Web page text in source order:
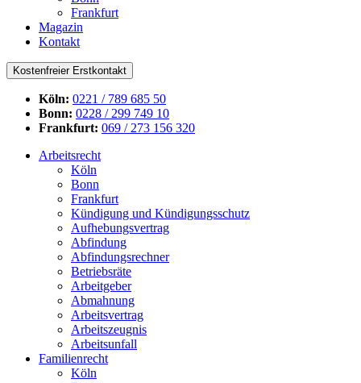
Frankfurt
Magazin
Kontakt
Kostenfreier Erstkontakt
Köln: 0221 / 789 685 50
Bonn: 0228 / 299 749 10
Frankfurt: 069 / 273 156 320
Arbeitsrecht
Köln
Bonn
Frankfurt
Kündigung und Kündigungsschutz
Aufhebungsvertrag
Abfindung
Abfindungsrechner
Betriebsräte
Arbeitgeber
Abmahnung
Arbeitsvertrag
Arbeitszeugnis
Arbeitsunfall
Familienrecht
Köln